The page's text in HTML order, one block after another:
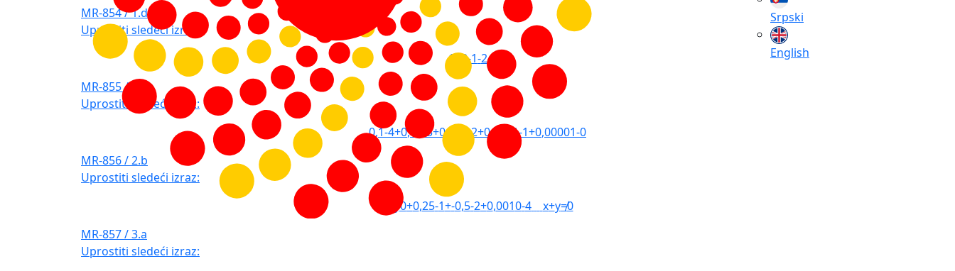
Srpski
English
MR-854 / 1.d
Uprostiti sledeći izraz:
113-1-2-2
MR-855 / 2.a
Uprostiti sledeći izraz:
0,1-4+0,01 3+0,001 -2+0,0001-1+0,00001-0
MR-856 / 2.b
Uprostiti sledeći izraz:
y0+0,25-1+-0,5-2+0,0010-4 x+y≠0
MR-857 / 3.a
Uprostiti sledeći izraz: